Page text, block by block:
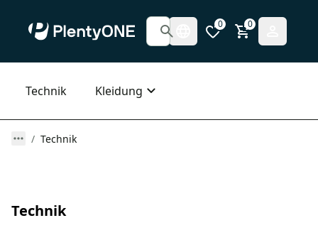
0 0
Technik Kleidung
Technik
Technik